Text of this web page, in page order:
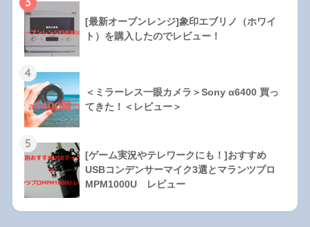
[最新オーブンレンジ]象印エブリノ（ホワイ
ト）を購入したのでレビュー！
4
＜ミラーレス一眼カメラ＞Sony α6400 買っ
てきた！＜レビュー＞
5
[ゲーム実況やテレワークにも！]おすすめ
USBコンデンサーマイク3選とマランツプロ
MPM1000U レビュー